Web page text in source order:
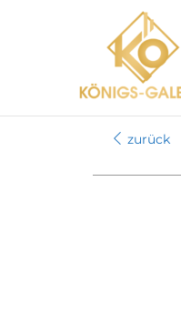
zurück